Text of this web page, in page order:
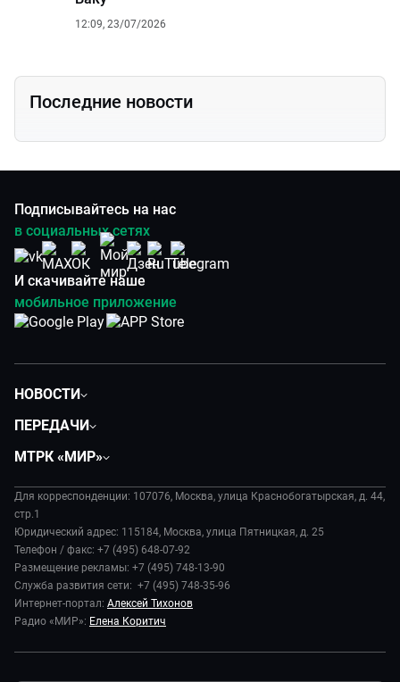
12:09, 23/07/2026
Последние новости
Подписывайтесь на нас
в социальных сетях
И скачивайте наше
мобильное приложение
НОВОСТИ
Экономика
Происшествия
В содружестве
В мире
Наука и технологии
Здоровье и медицина
Спорт
ПЕРЕДАЧИ
Дела судебные
Диктор делает
Игра в кино
Игра в кино. Мультфильмы
Исторический детектив
Миллион за 5 минут
МТРК «МИР»
История
Руководство
Новости компании
Пресса о нас
Карьера
Реклама
Закупки и тендеры
Для корреспонденции: 107076, Москва, улица Краснобогатырская, д. 44,
стр.1
Юридический адрес: 115184, Москва, улица Пятницкая, д. 25
Телефон / факс: +7 (495) 648-07-92
Размещение рекламы: +7 (495) 748-13-90
Служба развития сети: +7 (495) 748-35-96
Интернет-портал: Алексей Тихонов
Радио «МИР»: Елена Коритич